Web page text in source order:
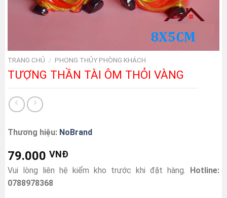
TRANG CHỦ / PHONG THỦY PHÒNG KHÁCH
TƯỢNG THẦN TÀI ÔM THỎI VÀNG
Thương hiệu: NoBrand
79.000 VNĐ
Vui lòng liên hệ kiểm kho trước khi đặt hàng. Hotline:
0788978368